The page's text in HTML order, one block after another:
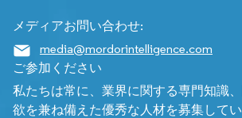
メディアお問い合わせ:
media@mordorintelligence.com
ご参加ください
私たちは常に、業界に関する専門知識
欲を兼ね備えた優秀な人材を募集してい